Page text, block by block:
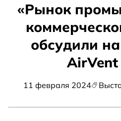
«Рынок
обсудили
AirVent
11 февраля 2024